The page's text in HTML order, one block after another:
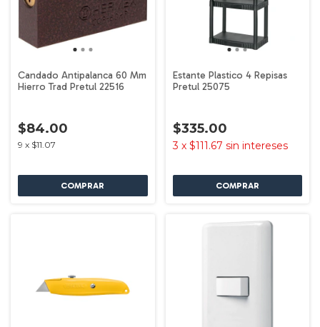
Candado Antipalanca 60 Mm
Hierro Trad Pretul 22516
$84.00
9 x $11.07
Estante Plastico 4 Repisas
Pretul 25075
$335.00
3 x $111.67 sin intereses